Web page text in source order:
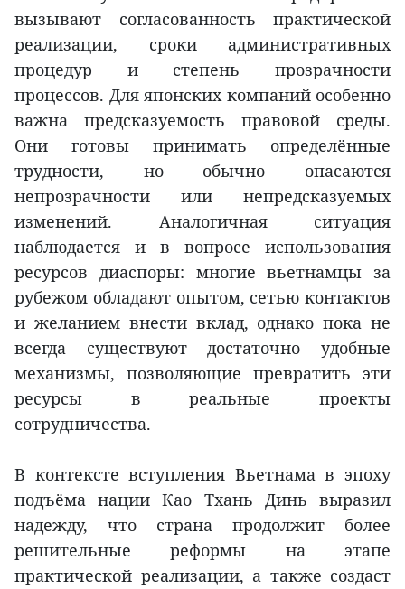
вызывают согласованность практической
реализации, сроки административных
процедур и степень прозрачности
процессов. Для японских компаний особенно
важна предсказуемость правовой среды.
Они готовы принимать определённые
трудности, но обычно опасаются
непрозрачности или непредсказуемых
изменений. Аналогичная ситуация
наблюдается и в вопросе использования
ресурсов диаспоры: многие вьетнамцы за
рубежом обладают опытом, сетью контактов
и желанием внести вклад, однако пока не
всегда существуют достаточно удобные
механизмы, позволяющие превратить эти
ресурсы в реальные проекты
сотрудничества.
В контексте вступления Вьетнама в эпоху
подъёма нации Као Тхань Динь выразил
надежду, что страна продолжит более
решительные реформы на этапе
практической реализации, а также создаст